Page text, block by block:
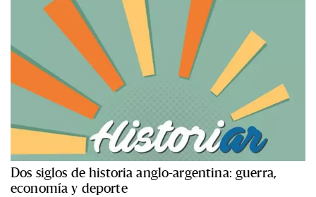
Dos siglos de historia anglo-argentina: guerra,
economía y deporte